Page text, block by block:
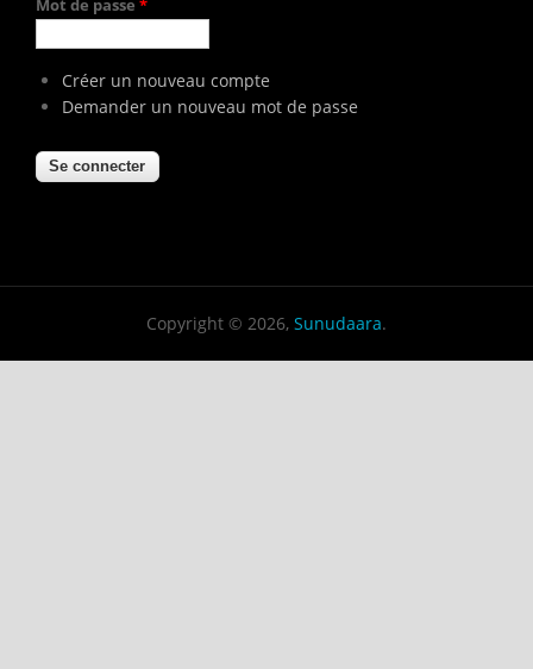
Mot de passe *
Créer un nouveau compte
Demander un nouveau mot de passe
Copyright © 2026, Sunudaara.